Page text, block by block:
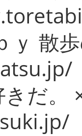
ｙ 散
だ。